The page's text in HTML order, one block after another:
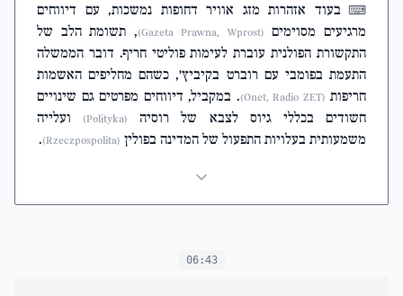
⌨ בעוד אזהרות מזג אוויר דחופות נמשכות, עם דיווחים
מרגיעים מסוימים (Gazeta Prawna, Wprost)
, תשומת הלב של
התקשורת הפולנית עוברת לעימות פוליטי חריף. דובר הממשלה
התעמת בפומבי עם רוברט בקיביץ', כשהם מחליפים האשמות
חריפות (Onet, Radio ZET)
. במקביל, דיווחים מפרטים גם שינויים
חשודים בכללי גיוס לצבא של רוסיה
(Polityka)
ועלייה
משמעותית בעלויות התפעול של המדינה בפולין (Rzeczpospolita)
.
06:43